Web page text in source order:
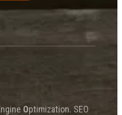
ngine Optimization. SEO